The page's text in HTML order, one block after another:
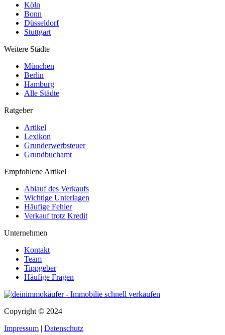
Köln
Bonn
Düsseldorf
Stuttgart
Weitere Städte
München
Berlin
Hamburg
Alle Städte
Ratgeber
Artikel
Lexikon
Grunderwerbsteuer
Grundbuchamt
Empfohlene Artikel
Ablauf des Verkaufs
Wichtige Unterlagen
Häufige Fehler
Verkauf trotz Kredit
Unternehmen
Kontakt
Team
Tippgeber
Häufige Fragen
Copyright © 2024
Impressum | Datenschutz